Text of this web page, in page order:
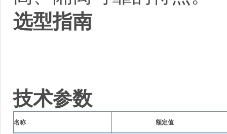
选型指南
技术参数
名称 额定值